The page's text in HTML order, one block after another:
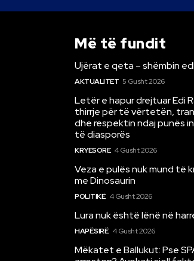
Më të fundit
Ujërat e qeta – shëmbin
AKTUALITET 5 Gusht 2026
Letër e hapur drejtuar Edi
thirrje për të vërtetën,
dhe respektin ndaj punës
të diasporës
KRYESORE 4 Gusht 2026
Veza e pulës nuk mund të
me Dinosaurin
POLITIKË 4 Gusht 2026
Lura nuk është lënë në
HAPËSIRË 4 Gusht 2026
Mëkatet e Ballukut: Pse